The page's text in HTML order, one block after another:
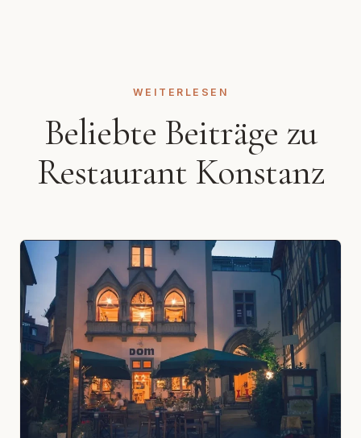
WEITERLESEN
Beliebte Beiträge zu
Restaurant Konstanz